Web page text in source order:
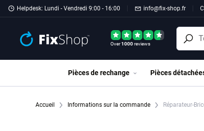
Passer au contenu principal
Helpdesk: Lundi - Vendredi 9:00 - 16:00 info@fix-shop.fr
Over1000reviews
Pièces de rechange Pièces
Accueil Informations sur la commande Réparateur-